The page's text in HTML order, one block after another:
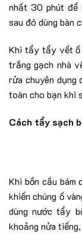
nhất 30 phút để
sau đó dùng bàn
Khi tẩy tẩy vết ố
trắng gạch nhà
rửa chuyên dụng
toàn cho bạn khi
Cách tẩy sạch
Khi bồn cầu bám
khiến chúng ố
dùng nước tẩy
khoảng nửa